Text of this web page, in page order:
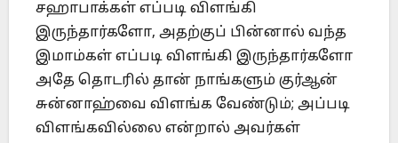
சஹாபாக்கள் எப்படி விளங்கி
இருந்தார்களோ, அதற்குப் பின்னால் வந்த
இமாம்கள் எப்படி விளங்கி இருந்தார்களோ
அதே தொடரில் தான் நாங்களும் குர்ஆன்
சுன்னாஹ்வை விளங்க வேண்டும்; அப்படி
விளங்கவில்லை என்றால் அவர்கள்